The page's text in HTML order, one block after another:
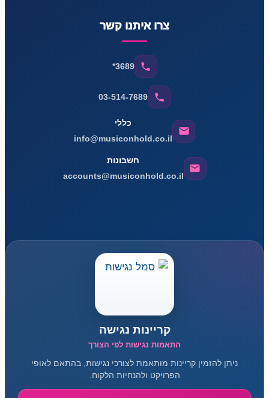
צרו איתנו קשר
*3689
03-514-7689
כללי
info@musiconhold.co.il
חשבונות
accounts@musiconhold.co.il
קריינות נגישה
התאמות נגישות לפי הצורך
ניתן להזמין קריינות מותאמת לצורכי נגישות, בהתאם לאופי
הפרויקט ולהנחיות הלקוח.